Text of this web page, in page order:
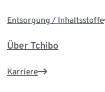
Entsorgung / Inhaltsstoffe
Über Tchibo
Karriere